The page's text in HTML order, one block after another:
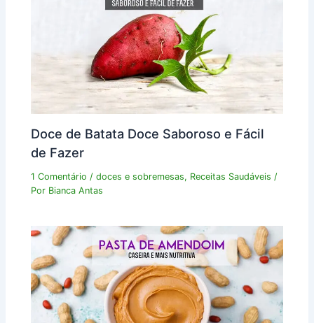
Doce de Batata Doce Saboroso e Fácil
de Fazer
1 Comentário /doces e sobremesas, Receitas Saudáveis /
Por Bianca Antas